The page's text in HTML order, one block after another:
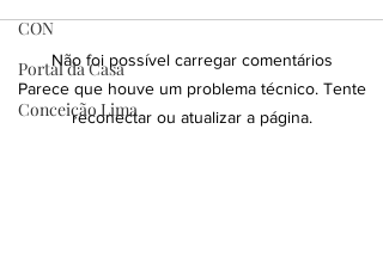
CON
Portal da Casa
Conceição Lima
Pena de Ouro — 7ª edição:
INSCRIÇÕES ABERTAS
Não foi possível carregar comentários
Parece que houve um problema técnico. Tente
reconectar ou atualizar a página.